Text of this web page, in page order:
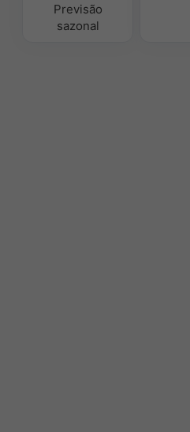
Previsão
sazonal